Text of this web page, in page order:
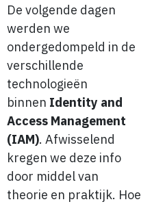
De volgende dagen
werden we
ondergedompeld in de
verschillende
technologieën
binnen Identity and
Access Management
(IAM). Afwisselend
kregen we deze info
door middel van
theorie en praktijk. Hoe